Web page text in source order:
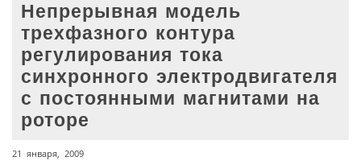
Непрерывная модель
трехфазного контура
регулирования тока
синхронного электродвигателя
с постоянными магнитами на
роторе
21 января, 2009